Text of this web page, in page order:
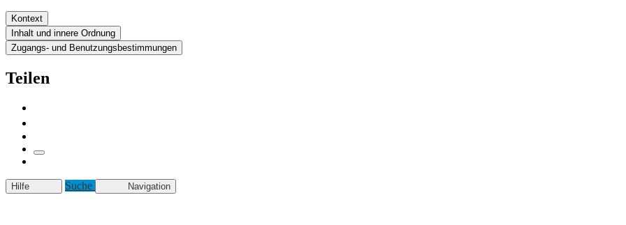
Kontext
Inhalt und innere Ordnung
Zugangs- und Benutzungsbestimmungen
Teilen
Hilfe Suche Navigation